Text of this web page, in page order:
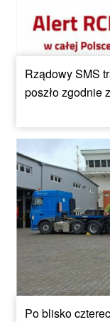
Rządowy SMS
poszło zgodnie
Po blisko